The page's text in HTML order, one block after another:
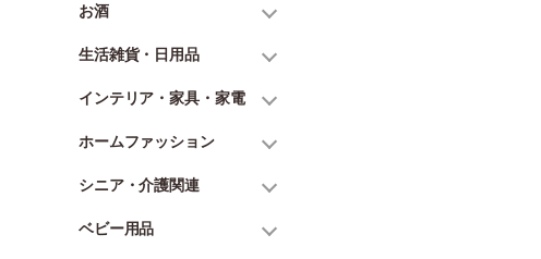
お酒
生活雑貨・日用品
インテリア・家具・家電
ホームファッション
シニア・介護関連
ベビー用品